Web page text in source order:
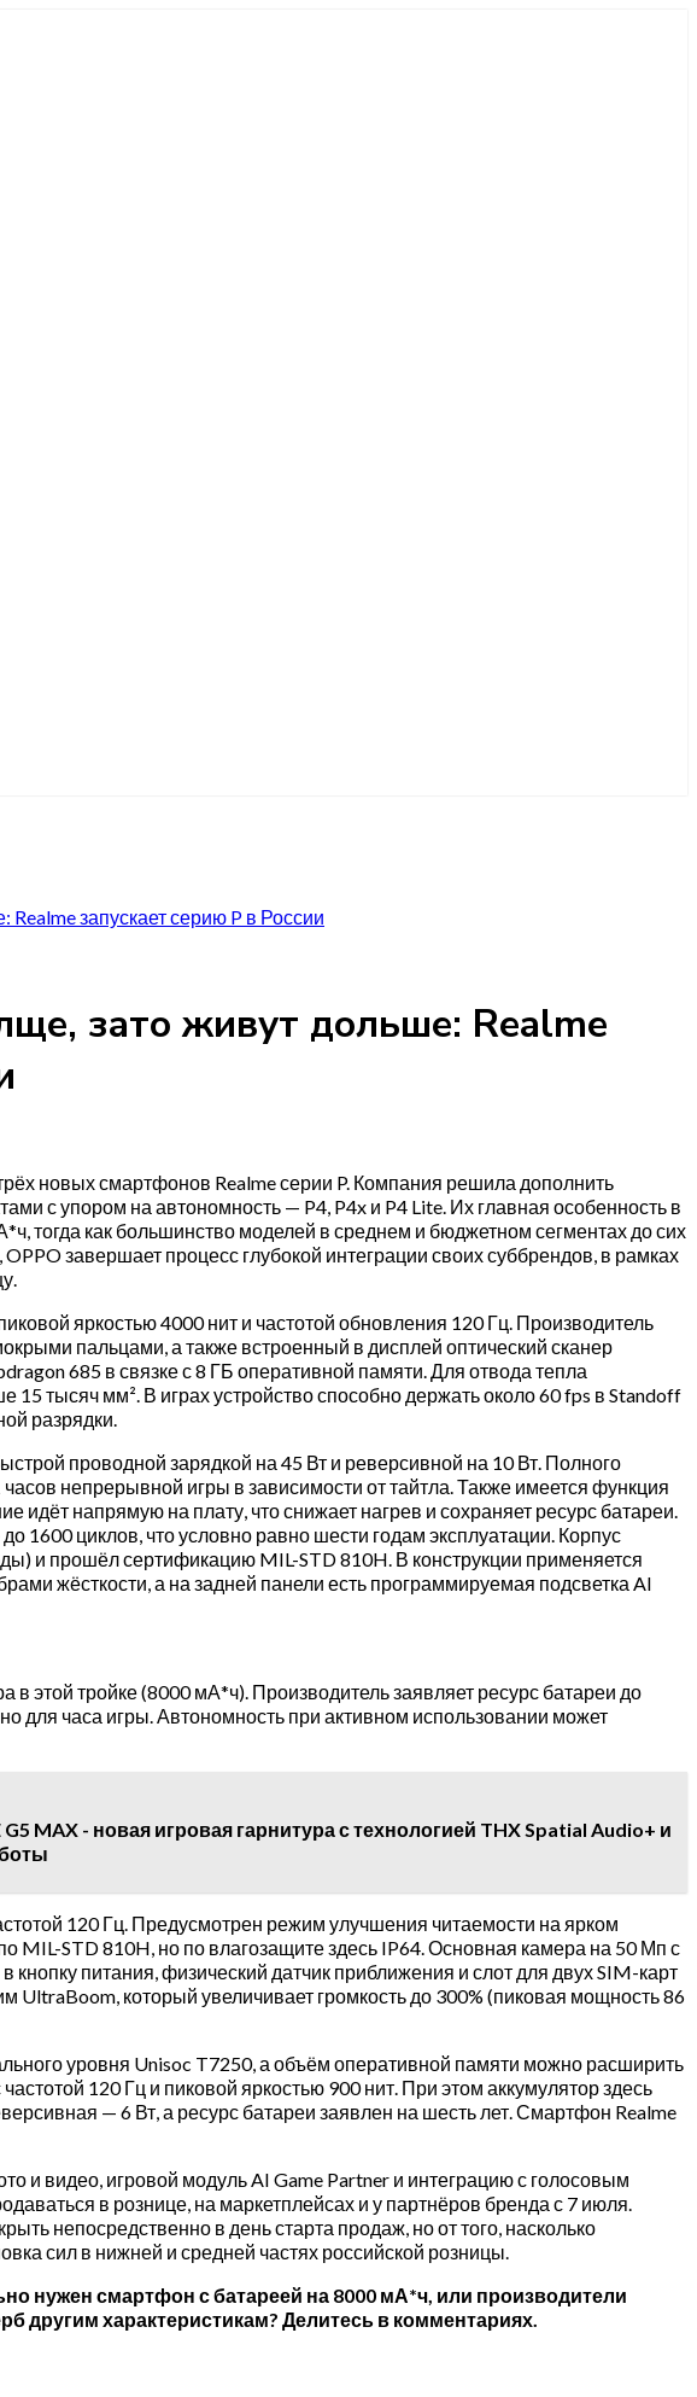
запускает серию P в России
зато живут дольше: Realme
новых смартфонов Realme серии P. Компания решила дополнить
с упором на автономность — P4, P4x и P4 Lite. Их главная особенность в
тогда как большинство моделей в среднем и бюджетном сегментах до сих
завершает процесс глубокой интеграции своих суббрендов, в рамках
яркостью 4000 нит и частотой обновления 120 Гц. Производитель
пальцами, а также встроенный в дисплей оптический сканер
685 в связке с 8 ГБ оперативной памяти. Для отвода тепла
тысяч мм². В играх устройство способно держать около 60 fps в Standoff
разрядки.
проводной зарядкой на 45 Вт и реверсивной на 10 Вт. Полного
непрерывной игры в зависимости от тайтла. Также имеется функция
идёт напрямую на плату, что снижает нагрев и сохраняет ресурс батареи.
1600 циклов, что условно равно шести годам эксплуатации. Корпус
и прошёл сертификацию MIL-STD 810H. В конструкции применяется
жёсткости, а на задней панели есть программируемая подсветка AI
в этой тройке (8000 мА*ч). Производитель заявляет ресурс батареи до
для часа игры. Автономность при активном использовании может
G5 MAX - новая игровая гарнитура с технологией THX Spatial Audio+ и
120 Гц. Предусмотрен режим улучшения читаемости на ярком
MIL-STD 810H, но по влагозащите здесь IP64. Основная камера на 50 Мп с
питания, физический датчик приближения и слот для двух SIM-карт
UltraBoom, который увеличивает громкость до 300% (пиковая мощность 86
уровня Unisoc T7250, а объём оперативной памяти можно расширить
120 Гц и пиковой яркостью 900 нит. При этом аккумулятор здесь
— 6 Вт, а ресурс батареи заявлен на шесть лет. Смартфон Realme
и видео, игровой модуль AI Game Partner и интеграцию с голосовым
в рознице, на маркетплейсах и у партнёров бренда с 7 июля.
непосредственно в день старта продаж, но от того, насколько
сил в нижней и средней частях российской розницы.
нужен смартфон с батареей на 8000 мА*ч, или производители
другим характеристикам? Делитесь в комментариях.